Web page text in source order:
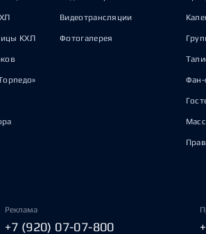
КХЛ
Видеотрансляции
Фотогалерея
Фан-
Реклама
+7 (920) 07-07-800